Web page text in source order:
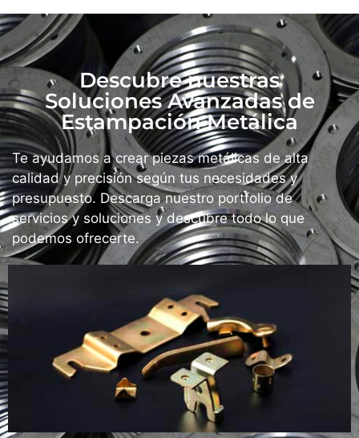
Descubre nuestras
Soluciones Avanzadas de
Estampación Metálica
Te ayudamos a crear piezas metálicas de alta
calidad y precisión según tus necesidades y
presupuesto. Descarga nuestro portfolio de
servicios y soluciones y descubre todo lo que
podemos ofrecerte.